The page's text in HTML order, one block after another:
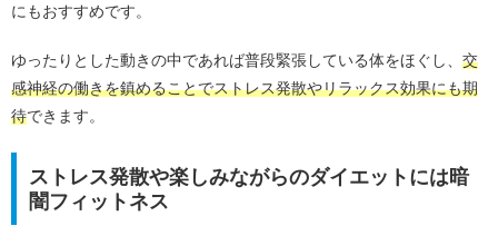
にもおすすめです。
ゆったりとした動きの中であれば普段緊張している体をほぐし、 交
感神経の働きを鎮めることでストレス発散やリラックス効果にも期
待できます。
ストレス発散や楽しみながらのダイエットには暗
闇フィットネス